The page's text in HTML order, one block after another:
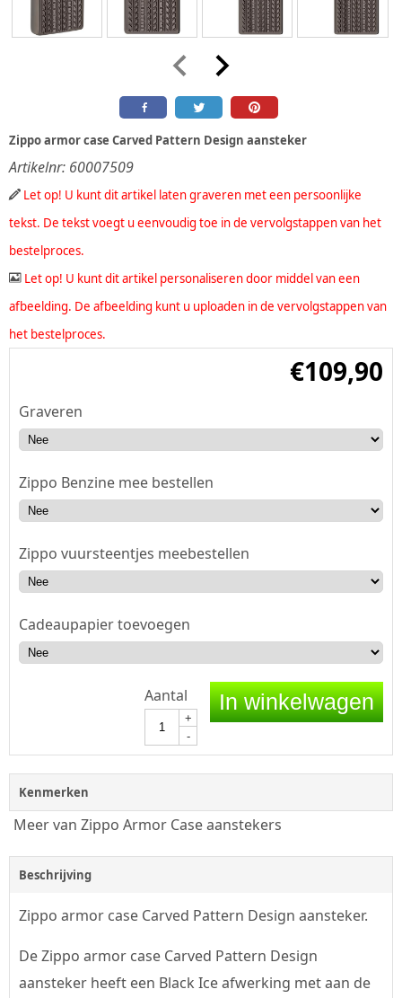
Zippo armor case Carved Pattern Design aansteker
Artikelnr: 60007509
Let op! U kunt dit artikel laten graveren met een persoonlijke
tekst. De tekst voegt u eenvoudig toe in de vervolgstappen van het
bestelproces.
Let op! U kunt dit artikel personaliseren door middel van een
afbeelding. De afbeelding kunt u uploaden in de vervolgstappen van
het bestelproces.
€109,90
Graveren
Zippo Benzine mee bestellen
Zippo vuursteentjes meebestellen
Cadeaupapier toevoegen
Aantal
+
-
In winkelwagen
Kenmerken
Meer van Zippo Armor Case aanstekers
Beschrijving
Zippo armor case Carved Pattern Design aansteker.
De Zippo armor case Carved Pattern Design
aansteker heeft een Black Ice afwerking met aan de